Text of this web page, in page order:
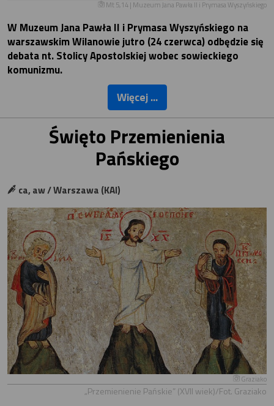
Mt 5,14 | Muzeum Jana Pawła II i Prymasa Wyszyńskiego
W Muzeum Jana Pawła II i Prymasa Wyszyńskiego na
warszawskim Wilanowie jutro (24 czerwca) odbędzie się
debata nt. Stolicy Apostolskiej wobec sowieckiego
komunizmu.
Więcej ...
Święto Przemienienia
Pańskiego
ca, aw / Warszawa (KAI)
Graziako
„Przemienienie Pańskie” (XVII wiek)/Fot. Graziako